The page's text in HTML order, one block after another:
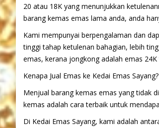
20 atau 18K yang menunjukkan
barang kemas emas lama anda, anda
Kami mempunyai berpengalaman dan
tinggi tahap ketulenan bahagian, lebih
emas, kerana jongkong adalah emas 24K
Kenapa Jual Emas ke Kedai Emas Sayang?
Menjual barang kemas emas yang tidak
kemas adalah cara terbaik untuk
Di Kedai Emas Sayang, kami adalah